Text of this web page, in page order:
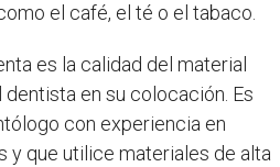
el café, el té o el tabaco.
es la calidad del material
en su colocación. Es
con experiencia en
que utilice materiales de alta